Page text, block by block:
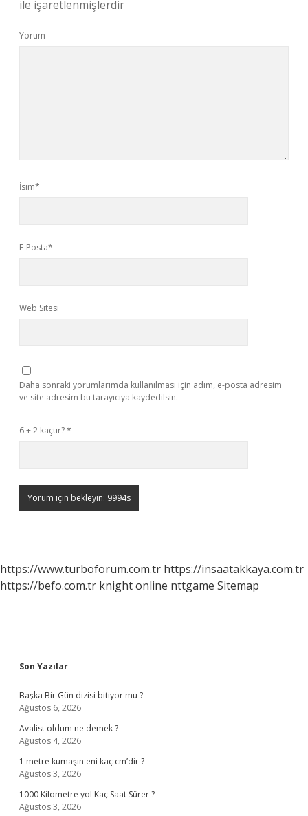
ile işaretlenmişlerdir
Yorum
İsim*
E-Posta*
Web Sitesi
Daha sonraki yorumlarımda kullanılması için adım, e-posta adresim
ve site adresim bu tarayıcıya kaydedilsin.
6 + 2 kaçtır?*
https://www.turboforum.com.tr https://insaatakkaya.com.tr
https://befo.com.tr knight online nttgame Sitemap
Sidebar
Son Yazılar
Başka Bir Gün dizisi bitiyor mu ?
Ağustos 6, 2026
Avalist oldum ne demek ?
Ağustos 4, 2026
1 metre kumaşın eni kaç cm’dir ?
Ağustos 3, 2026
1000 Kilometre yol Kaç Saat Sürer ?
Ağustos 3, 2026